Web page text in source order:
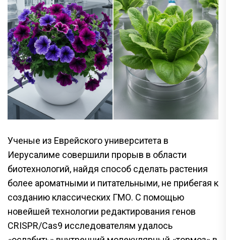
Ученые из Еврейского университета в
Иерусалиме совершили прорыв в области
биотехнологий, найдя способ сделать растения
более ароматными и питательными, не прибегая к
созданию классических ГМО. С помощью
новейшей технологии редактирования генов
CRISPR/Cas9 исследователям удалось